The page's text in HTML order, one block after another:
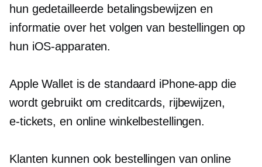
hun gedetailleerde betalingsbewijzen en
informatie over het volgen van bestellingen op
hun iOS-apparaten.
Apple Wallet is de standaard iPhone-app die
wordt gebruikt om creditcards, rijbewijzen,
e-tickets, en online winkelbestellingen.
Klanten kunnen ook bestellingen van online